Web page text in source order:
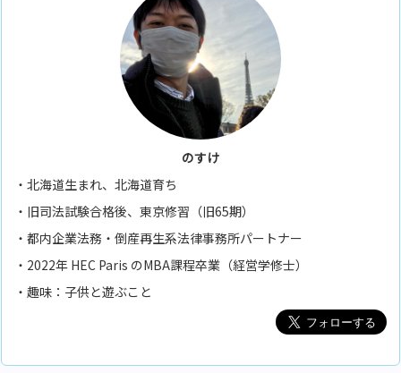
のすけ
・北海道生まれ、北海道育ち
・旧司法試験合格後、東京修習（旧65期）
・都内企業法務・倒産再生系法律事務所パートナー
・2022年 HEC Paris のMBA課程卒業（経営学修士）
・趣味：子供と遊ぶこと